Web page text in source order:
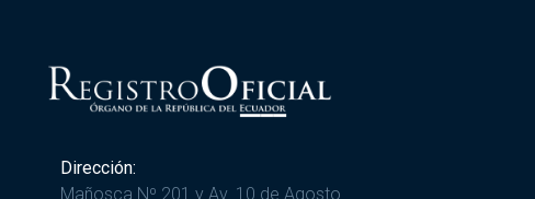
Dirección:
Mañosca Nº 201 y Av. 10 de Agosto